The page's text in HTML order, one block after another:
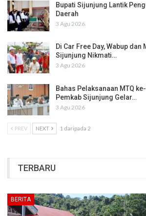
Bupati Sijunjung Lantik
Daerah
3 Agu 2026
Di Car Free Day, Wabup dan
Sijunjung Nikmati…
3 Agu 2026
Bahas Pelaksanaan MTQ
Pemkab Sijunjung Gelar…
3 Agu 2026
PREV NEXT 1 daripada 2
TERBARU
BERITA